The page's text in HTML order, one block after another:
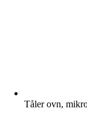
Tåler ovn,